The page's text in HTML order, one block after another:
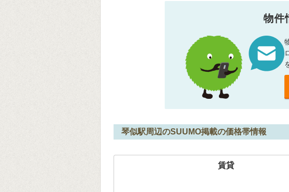
物件
琴似駅周辺のSUUMO掲載の価格帯情報
賃貸